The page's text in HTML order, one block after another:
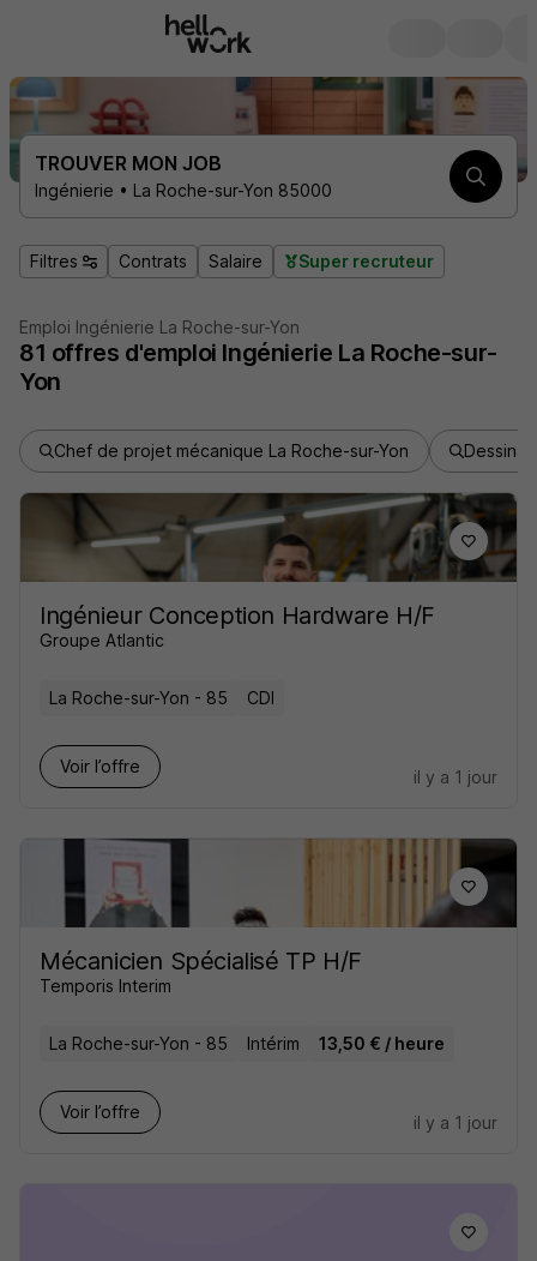
TROUVER MON JOB
Ingénierie • La Roche-sur-Yon 85000
Filtres Contrats Salaire Super recruteur
Emploi Ingénierie La Roche-sur-Yon
81 offres d'emploi Ingénierie La Roche-sur-
Yon
Chef de projet mécanique La Roche-sur-Yon
Ingénieur Conception Hardware H/F
Groupe Atlantic
La Roche-sur-Yon - 85 CDI
Voir l’offre
il y a 1 jour
Mécanicien Spécialisé TP H/F
Temporis Interim
La Roche-sur-Yon - 85 Intérim 13,50 € / heure
Voir l’offre
il y a 1 jour